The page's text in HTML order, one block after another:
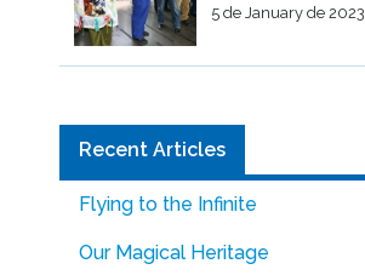
5 de January de 2023
Recent Articles
Flying to the Infinite
Our Magical Heritage